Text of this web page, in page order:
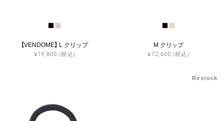
【VENDOME】 L クリップ
¥19,800 (税込)
M クリップ
¥72,600 (税込)
Restock